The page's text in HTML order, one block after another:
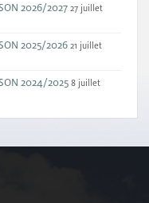
2026/2027 27 juillet
2025/2026 21 juillet
2024/2025 8 juillet